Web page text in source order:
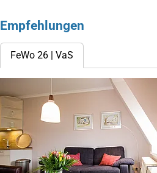
Empfehlungen
FeWo 26 | VaS